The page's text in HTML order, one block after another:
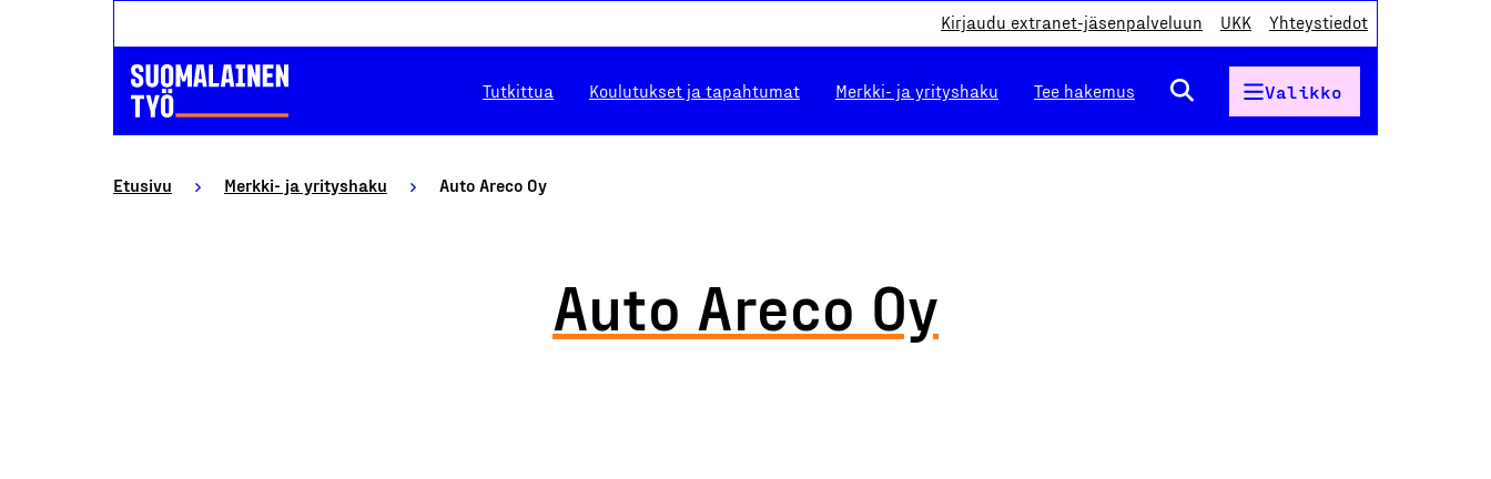
Kirjaudu extranet-jäsenpalveluun UKK Yhteystiedot
Tutkittua Koulutukset ja tapahtumat Merkki- ja yrityshaku Tee hakemus Valikko
Etusivu Merkki- ja yrityshaku Auto Areco Oy
Auto Areco Oy